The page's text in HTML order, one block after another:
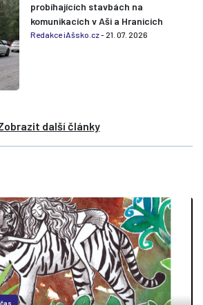
probíhajících stavbách na
komunikacích v Aši a Hranicích
Redakce iAšsko.cz- 21. 07. 2026
další články